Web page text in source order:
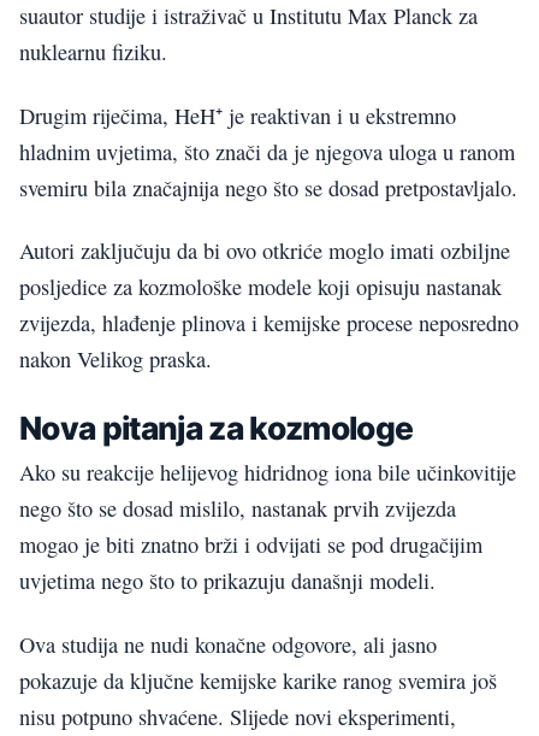
suautor studije i istraživač u Institutu Max Planck za
nuklearnu fiziku.
Drugim riječima, HeH⁺ je reaktivan i u ekstremno
hladnim uvjetima, što znači da je njegova uloga u ranom
svemiru bila značajnija nego što se dosad pretpostavljalo.
Autori zaključuju da bi ovo otkriće moglo imati ozbiljne
posljedice za kozmološke modele koji opisuju nastanak
zvijezda, hlađenje plinova i kemijske procese neposredno
nakon Velikog praska.
Nova pitanja za kozmologe
Ako su reakcije helijevog hidridnog iona bile učinkovitije
nego što se dosad mislilo, nastanak prvih zvijezda
mogao je biti znatno brži i odvijati se pod drugačijim
uvjetima nego što to prikazuju današnji modeli.
Ova studija ne nudi konačne odgovore, ali jasno
pokazuje da ključne kemijske karike ranog svemira još
nisu potpuno shvaćene. Slijede novi eksperimenti,